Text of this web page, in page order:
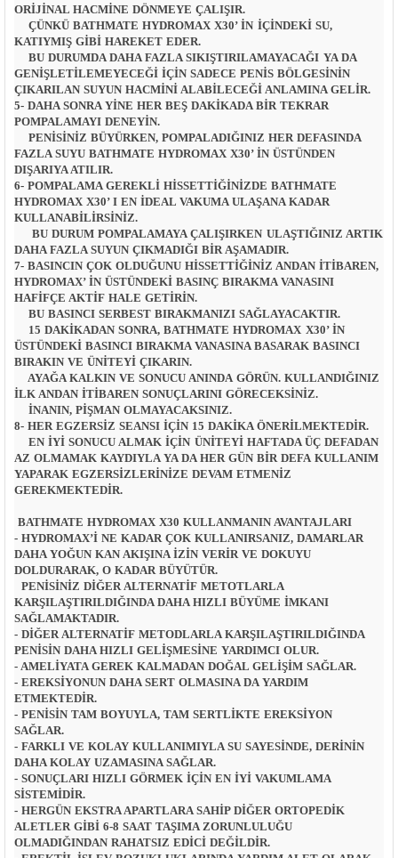
ORIJINAL HACMINE DÖNMEYE ÇALIŞIR.
ÇÜNKÜ BATHMATE HYDROMAX X30’ IN IÇINDEKI SU,
KATIYMIŞ GIBI HAREKET EDER.
BU DURUMDA DAHA FAZLA SIKIŞTIRILAMAYACAĞI YA DA
GENIŞLETILEMEYECEĞI IÇIN SADECE PENIS BÖLGESININ
ÇIKARILAN SUYUN HACMINI ALABILECEĞI ANLAMINA GELIR.
5- DAHA SONRA YINE HER BEŞ DAKIKADA BIR TEKRAR
POMPALAMAYI DENEYIN.
PENISINIZ BÜYÜRKEN, POMPALADIĞINIZ HER DEFASINDA
FAZLA SUYU BATHMATE HYDROMAX X30’ IN ÜSTÜNDEN
DIŞARIYA ATILIR.
6- POMPALAMA GEREKLI HISSETTIĞINIZDE BATHMATE
HYDROMAX X30’ I EN IDEAL VAKUMA ULAŞANA KADAR
KULLANABILIRSINIZ.
BU DURUM POMPALAMAYA ÇALIŞIRKEN ULAŞTIĞINIZ ARTIK
DAHA FAZLA SUYUN ÇIKMADIĞI BIR AŞAMADIR.
7- BASINCIN ÇOK OLDUĞUNU HISSETTIĞINIZ ANDAN ITIBAREN,
HYDROMAX’ IN ÜSTÜNDEKI BASINÇ BIRAKMA VANASINI
HAFIFÇE AKTIF HALE GETIRIN.
BU BASINCI SERBEST BIRAKMANIZI SAĞLAYACAKTIR.
15 DAKIKADAN SONRA, BATHMATE HYDROMAX X30’ IN
ÜSTÜNDEKI BASINCI BIRAKMA VANASINA BASARAK BASINCI
BIRAKIN VE ÜNITEYI ÇIKARIN.
AYAĞA KALKIN VE SONUCU ANINDA GÖRÜN. KULLANDIĞINIZ
ILK ANDAN ITIBAREN SONUÇLARINI GÖRECEKSINIZ.
İNANIN, PIŞMAN OLMAYACAKSINIZ.
8- HER EGZERSIZ SEANSI IÇIN 15 DAKIKA ÖNERILMEKTEDIR.
EN IYI SONUCU ALMAK IÇIN ÜNITEYI HAFTADA ÜÇ DEFADAN
AZ OLMAMAK KAYDIYLA YA DA HER GÜN BIR DEFA KULLANIM
YAPARAK EGZERSIZLERINIZE DEVAM ETMENIZ
GEREKMEKTEDIR.
BATHMATE HYDROMAX X30 KULLANMANIN AVANTAJLARI
- HYDROMAX’I NE KADAR ÇOK KULLANIRSANIZ, DAMARLAR
DAHA YOĞUN KAN AKIŞINA IZIN VERIR VE DOKUYU
DOLDURARAK, O KADAR BÜYÜTÜR.
PENISINIZ DIĞER ALTERNATIF METOTLARLA
KARŞILAŞTIRILDIĞINDA DAHA HIZLI BÜYÜME IMKANI
SAĞLAMAKTADIR.
- DIĞER ALTERNATIF METODLARLA KARŞILAŞTIRILDIĞINDA
PENISIN DAHA HIZLI GELIŞMESINE YARDIMCI OLUR.
- AMELIYATA GEREK KALMADAN DOĞAL GELIŞIM SAĞLAR.
- EREKSIYONUN DAHA SERT OLMASINA DA YARDIM
ETMEKTEDIR.
- PENISIN TAM BOYUYLA, TAM SERTLIKTE EREKSIYON
SAĞLAR.
- FARKLI VE KOLAY KULLANIMIYLA SU SAYESINDE, DERININ
DAHA KOLAY UZAMASINA SAĞLAR.
- SONUÇLARI HIZLI GÖRMEK IÇIN EN IYI VAKUMLAMA
SISTEMIDIR.
- HERGÜN EKSTRA APARTLARA SAHIP DIĞER ORTOPEDIK
ALETLER GIBI 6-8 SAAT TAŞIMA ZORUNLULUĞU
OLMADIĞINDAN RAHATSIZ EDICI DEĞILDIR.